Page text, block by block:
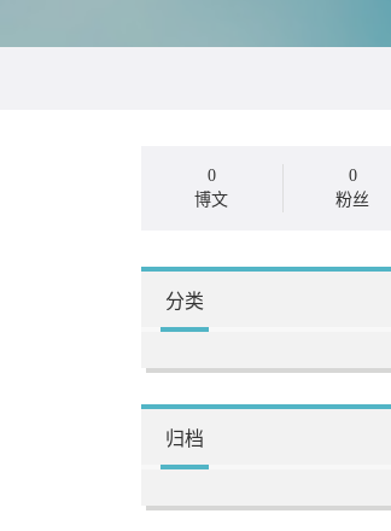
0
博文
0
粉丝
分类
归档